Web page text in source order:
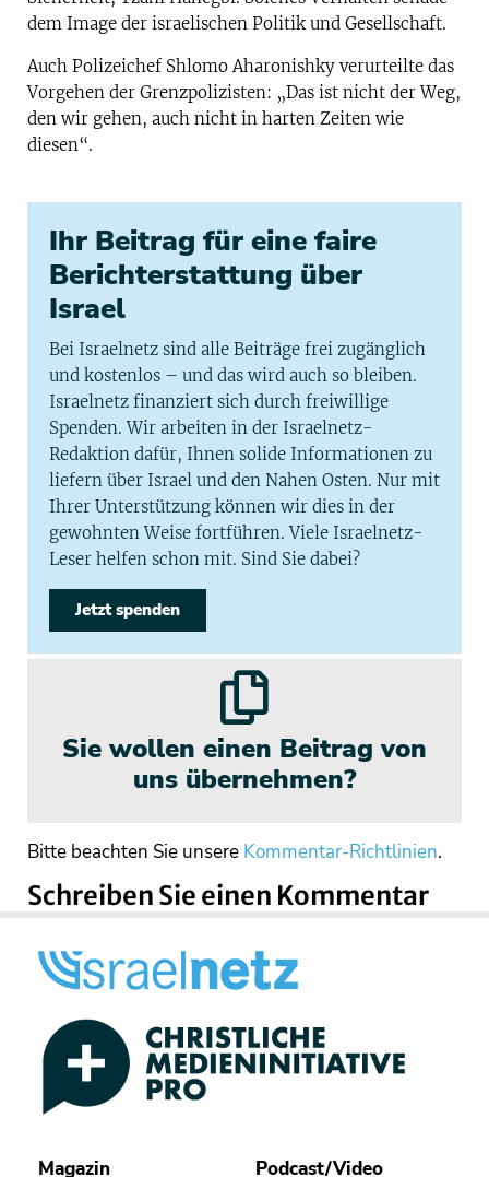
dem Image der israelischen Politik und Gesellschaft.
Auch Polizeichef Shlomo Aharonishky verurteilte das
Vorgehen der Grenzpolizisten: „Das ist nicht der Weg,
den wir gehen, auch nicht in harten Zeiten wie
diesen“.
Ihr Beitrag für eine faire
Berichterstattung über
Israel
Bei Israelnetz sind alle Beiträge frei zugänglich
und kostenlos – und das wird auch so bleiben.
Israelnetz finanziert sich durch freiwillige
Spenden. Wir arbeiten in der Israelnetz-
Redaktion dafür, Ihnen solide Informationen zu
liefern über Israel und den Nahen Osten. Nur mit
Ihrer Unterstützung können wir dies in der
gewohnten Weise fortführen. Viele Israelnetz-
Leser helfen schon mit. Sind Sie dabei?
Jetzt spenden
Sie wollen einen Beitrag von
uns übernehmen?
Bitte beachten Sie unsere Kommentar-Richtlinien.
Schreiben Sie einen Kommentar
Magazin Podcast/Video